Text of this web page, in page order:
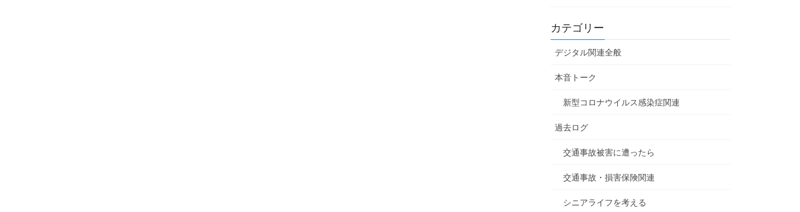
カテゴリー
デジタル関連全般
本音トーク
新型コロナウイルス感染症関連
過去ログ
交通事故被害に遭ったら
交通事故・損害保険関連
シニアライフを考える